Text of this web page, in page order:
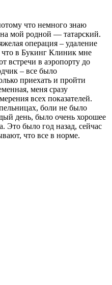
что немного знаю
мой родной — татарский.
операция – удаление
что в Букинг Клиник мне
встречи в аэропорту до
– все было
приехать и пройти
меня сразу
всех показателей.
боли не было
день, было очень хорошее
Это было год назад, сейчас
что все в норме.